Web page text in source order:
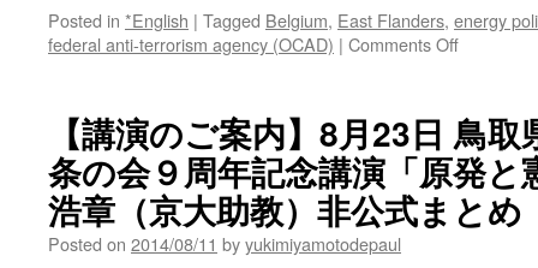
Posted in *English | Tagged Belgium, East Flanders, energy
federal anti-terrorism agency (OCAD) | Comments Offon
sabotage
at
Doel
nuclear
power
plant
【講演のご案内】8月23日 鳥
条の会９周年記念講演「原発
浩章（京大助教）非公式まとめ
Posted on 2014/08/11 byyukimiyamotodepaul